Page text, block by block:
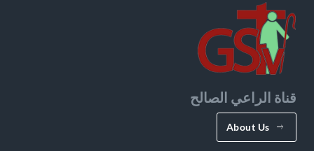
قناة الراعي الصالح
About Us